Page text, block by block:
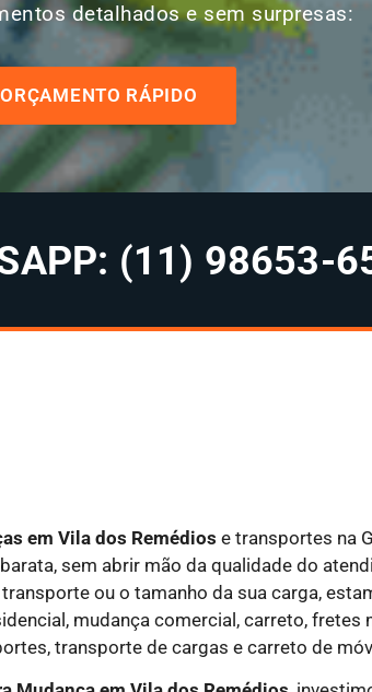
detalhados e sem surpresas:
ORÇAMENTO RÁPIDO
(11) 98653-
em Vila dos Remédios e transportes na
sem abrir mão da qualidade do
ou o tamanho da sua carga,
mudança comercial, carreto, fretes
transporte de cargas e carreto de